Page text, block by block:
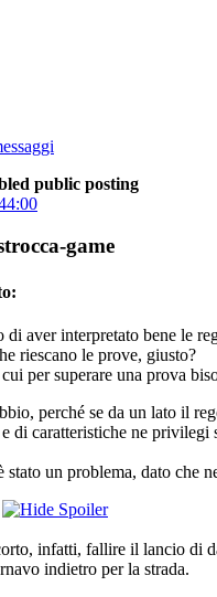
public posting
game
di aver interpretato bene le
riescano le prove, giusto?
per superare una prova
perché se da un lato il
di caratteristiche ne
stato un problema, dato che
infatti, fallire il lancio di
indietro per la strada.